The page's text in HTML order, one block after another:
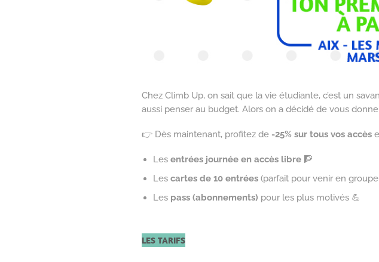
Chez Climb Up, on sait que la vie étudiante, c’est un
aussi penser au budget. Alors on a décidé de vous
👉 Dès maintenant, profitez de -25% sur tous vos accès
Lesentrées journée en accès libre 🧗
Lescartes de 10 entrées (parfait pour venir en
Les pass (abonnements) pour les plus motivés 💪
LES TARIFS